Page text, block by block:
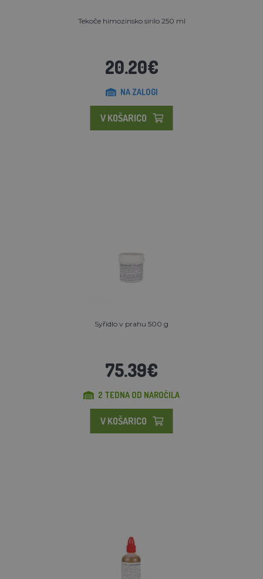
Tekoče himozinsko sirilo 250 ml
20.20€
NA ZALOGI
V KOŠARICO
Syřidlo v prahu 500 g
75.39€
2 TEDNA OD NAROČILA
V KOŠARICO